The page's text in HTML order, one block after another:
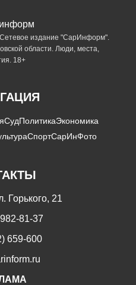
издание "СарИнформ".
области. Люди, места,
18+
СудПолитикаЭкономика
СпортСарИнФото
Горького, 21
81-37
659-600